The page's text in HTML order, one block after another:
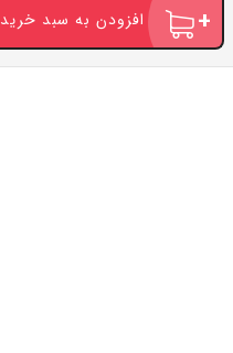
افزودن به سبد خرید